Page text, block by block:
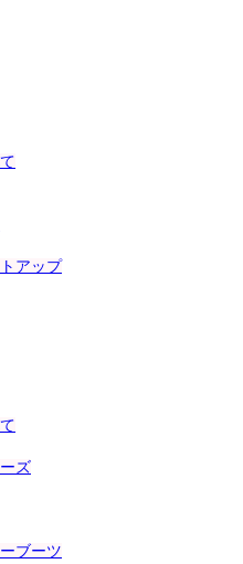
アップ
ズ
ブーツ